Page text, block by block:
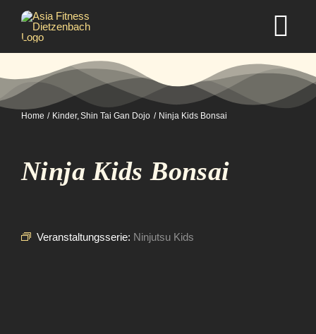
Inhalt
springen
Selbstverteidigung
Home Kinder Shin Tai Gan Dojo Ninja Kids Bonsai
Ninja Kids Bonsai
Veranstaltungsserie: Ninjutsu Kids